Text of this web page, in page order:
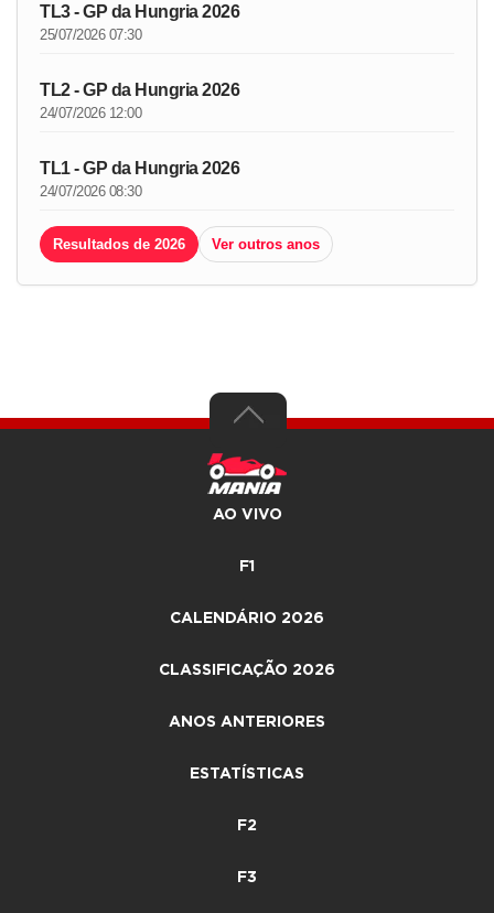
TL3 - GP da Hungria 2026
25/07/2026 07:30
TL2 - GP da Hungria 2026
24/07/2026 12:00
TL1 - GP da Hungria 2026
24/07/2026 08:30
Resultados de 2026 Ver outros anos
AO VIVO
F1
CALENDÁRIO 2026
CLASSIFICAÇÃO 2026
ANOS ANTERIORES
ESTATÍSTICAS
F2
F3